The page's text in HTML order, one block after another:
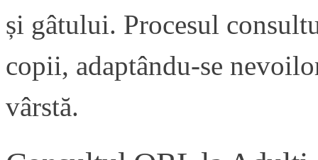
și gâtului. Procesul
copii, adaptându-se
vârstă.